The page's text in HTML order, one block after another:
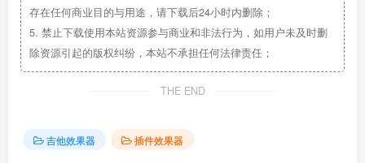
存在任何商业目的与用途，请下载后24小时内删除；
5. 禁止下载使用本站资源参与商业和非法行为，如用户未及时删
除资源引起的版权纠纷，本站不承担任何法律责任；
THE END
吉他效果器 插件效果器